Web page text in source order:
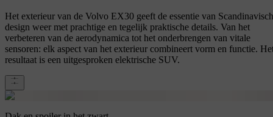
Het exterieur van de Volvo EX30 geeft de essentie van Scandinavisch
design weer met prachtige en tegelijk praktische details. Van het
verbeteren van de aerodynamica tot het onderbrengen van vitale
sensoren: elk aspect van het exterieur combineert vorm en functie.
resultaat is een uitgesproken elektrische SUV.